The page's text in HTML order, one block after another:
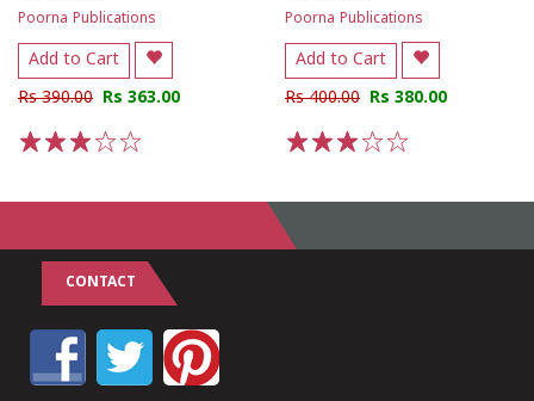
Poorna Publications
Add to Cart
Rs 390.00 Rs 363.00
Poorna Publications
Add to Cart
Rs 400.00 Rs 380.00
CONTACT